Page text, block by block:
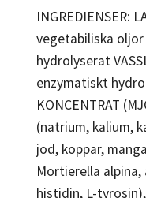
INGREDIENSER:
vegetabiliska
hydrolyserat
enzymatiskt
KONCENTRAT
(natrium, kalium,
jod, koppar,
Mortierella alpina,
histidin, L-